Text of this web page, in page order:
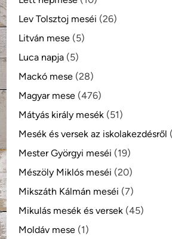
Lev Tolsztoj meséi (26)
Litván mese (5)
Luca napja (5)
Mackó mese (28)
Magyar mese (476)
Mátyás király mesék (51)
Mesék és versek az iskolakezdésről
Mester Györgyi meséi (19)
Mészöly Miklós meséi (20)
Mikszáth Kálmán meséi (7)
Mikulás mesék és versek (45)
Moldáv mese (1)